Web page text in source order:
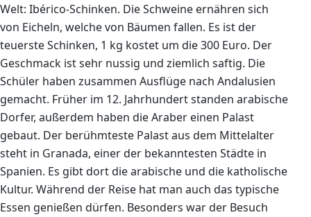
Welt: Ibérico-Schinken. Die Schweine ernähren sich
von Eicheln, welche von Bäumen fallen. Es ist der
teuerste Schinken, 1 kg kostet um die 300 Euro. Der
Geschmack ist sehr nussig und ziemlich saftig. Die
Schüler haben zusammen Ausflüge nach Andalusien
gemacht. Früher im 12. Jahrhundert standen arabische
Dorfer, außerdem haben die Araber einen Palast
gebaut. Der berühmteste Palast aus dem Mittelalter
steht in Granada, einer der bekanntesten Städte in
Spanien. Es gibt dort die arabische und die katholische
Kultur. Während der Reise hat man auch das typische
Essen genießen dürfen. Besonders war der Besuch